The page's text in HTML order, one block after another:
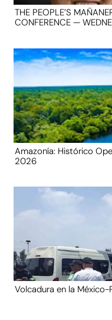
THE PEOPLE’S
CONFERENCE —
Amazonía: Histórico
2026
Volcadura en la México-